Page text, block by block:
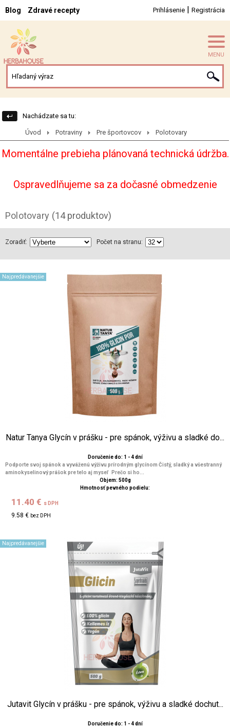
Blog Zdravé recepty Prihlásenie | Registrácia
MENU
Nachádzate sa tu:
Úvod Potraviny Pre športovcov Polotovary
Momentálne prebieha plánovaná technická údržba.
Ospravedlňujeme sa za dočasné obmedzenie
Polotovary (14 produktov)
Zoradiť: Počet na stranu:
Najpredávanejšie
Natur Tanya Glycín v prášku - pre spánok, výživu a sladké do...
Doručenie do: 1 - 4 dní
Podporte svoj spánok a vyváženú výživu prírodným glycínom Čistý, sladký a všestranný
aminokyselinový prášok pre telo aj myseľ Prečo si ho...
Objem: 500g
Hmotnosť pevného podielu:
11.40 € s DPH
9.58 € bez DPH
Najpredávanejšie
Jutavit Glycín v prášku - pre spánok, výživu a sladké dochut...
Doručenie do: 1 - 4 dní